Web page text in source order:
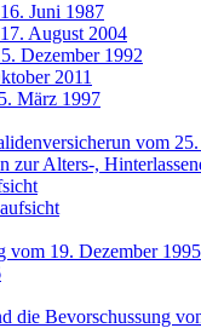
Juni 1987
August 2004
Dezember 1992
2011
März 1997
vom
zur Alters-,
vom 19. Dezember 1995
die Bevorschussung